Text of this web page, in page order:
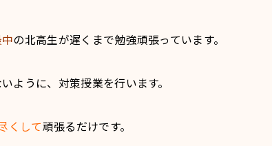
の北高生が遅くまで勉強頑張っています。
ように、対策授業を行います。
くして頑張るだけです。